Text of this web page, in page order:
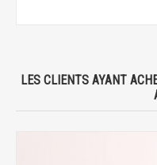
LES CLIENTS AYANT